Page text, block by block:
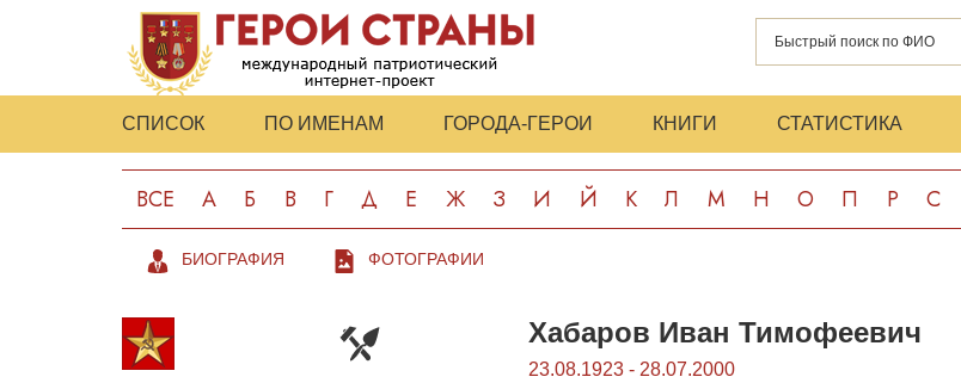
СПИСОК ПО ИМЕНАМ ГОРОДА-ГЕРОИ КНИГИ СТАТИСТИКА
ВСЕ А Б В Г Д Е Ж З И Й К Л М Н О П Р С
БИОГРАФИЯ ФОТОГРАФИИ
Хабаров Иван Тимофеевич
23.08.1923 - 28.07.2000